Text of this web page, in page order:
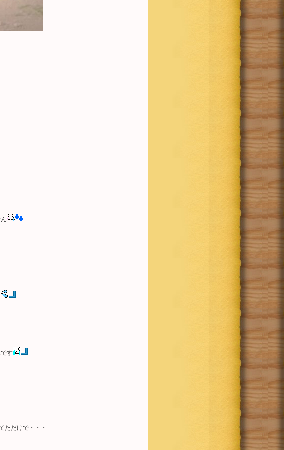
す
だけで・・・